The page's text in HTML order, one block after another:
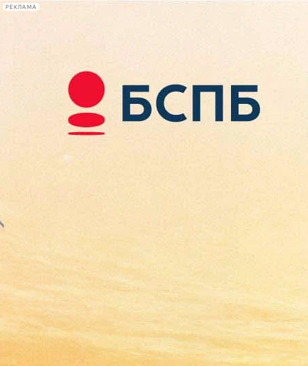
РЕКЛАМА
Сегодня:
2026.08.07
18:48
Афиша Plus
Автор "Игры престолов"
приедет в Петербург